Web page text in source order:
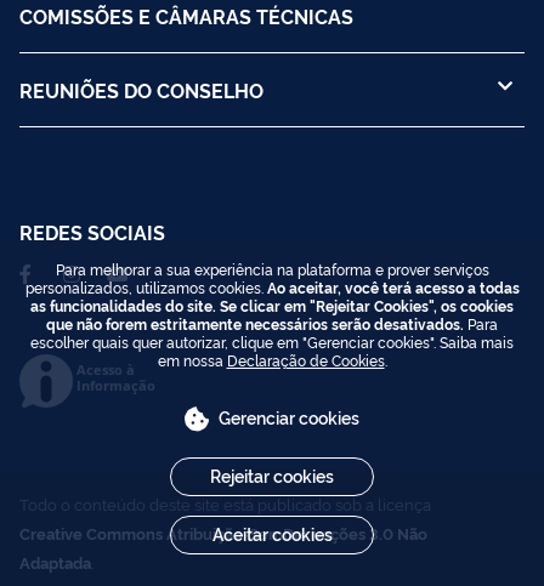
COMISSÕES E CÂMARAS TÉCNICAS
REUNIÕES DO CONSELHO
REDES SOCIAIS
Acesso à
Informação
Todo o conteúdo deste site está publicado sob a licença
Creative Commons Atribuição-SemDerivações 3.0 Não
Adaptada
Para melhorar a sua experiência na plataforma e prover serviços
personalizados, utilizamos cookies. Ao aceitar, você terá acesso a todas
as funcionalidades do site. Se clicar em "Rejeitar Cookies", os cookies
que não forem estritamente necessários serão desativados. Para
escolher quais quer autorizar, clique em "Gerenciar cookies". Saiba mais
em nossa Declaração de Cookies.
Gerenciar cookies
Rejeitar cookies
Aceitar cookies